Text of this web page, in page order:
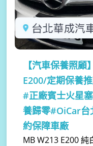
【汽車保養照顧】
E200/定期保養
#正廠賓士火星
養歸零#OiCar台
約保障車廠
MB W213 E200